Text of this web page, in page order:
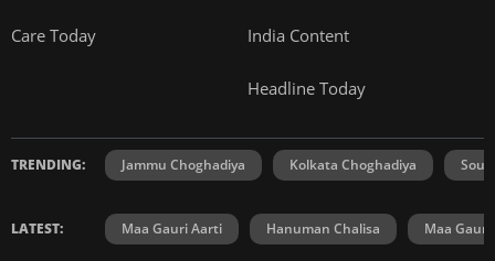
Care Today India Content
Headline Today
TRENDING: Jammu Choghadiya Kolkata Choghadiya
LATEST: Maa Gauri Aarti Hanuman Chalisa Maa Gauri